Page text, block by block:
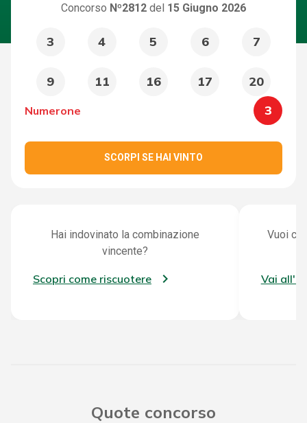
Concorso Nº2812 del 15 Giugno 2026
3 4 5 6 7
9 11 16 17 20
Numerone 3
SCORPI SE HAI VINTO
Hai indovinato la combinazione
vincente?
Scopri come riscuotere
Vuoi
Vai
Quote concorso